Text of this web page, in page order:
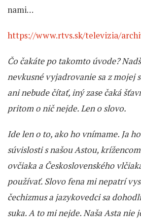
nami…
https://www.rtvs.sk/televizia/
Čo čakáte po takomto úvode?
nevkusné vyjadrovanie sa z mojej
ani nebude čítať, iný zase čaká
pritom o nič nejde. Len o slovo.
Ide len o to, ako ho vnímame. Ja
súvislosti s našou Astou,
ovčiaka a Československého
používať. Slovo fena mi nepatrí
čechizmus a jazykovedci sa
suka. A to mi nejde. Naša Asta nie